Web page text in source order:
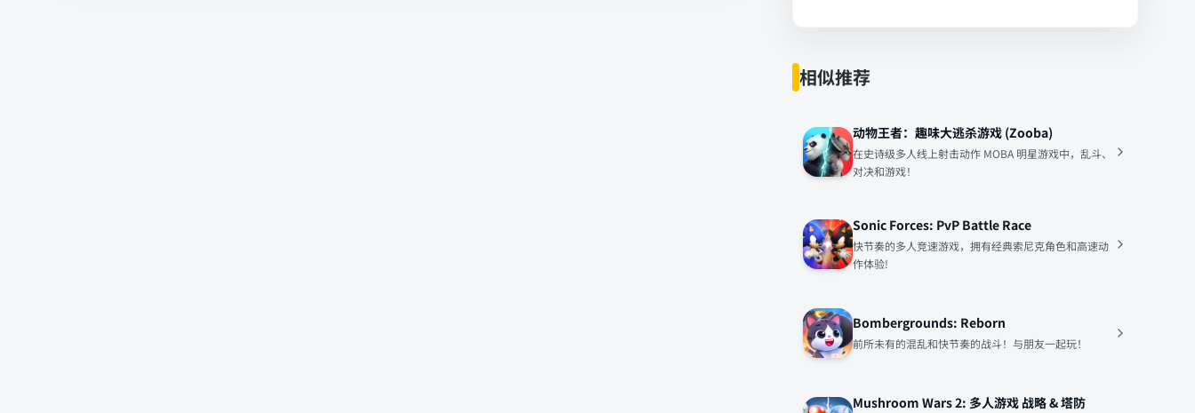
相似推荐
动物王者：趣味大逃杀游戏 (Zooba)
在史诗级多人线上射击动作 MOBA 明星游戏中，乱斗、
对决和游戏！
Sonic Forces: PvP Battle Race
快节奏的多人竞速游戏，拥有经典索尼克角色和高速动
作体验!
Bombergrounds: Reborn
前所未有的混乱和快节奏的战斗！与朋友一起玩！
Mushroom Wars 2: 多人游戏 战略 & 塔防